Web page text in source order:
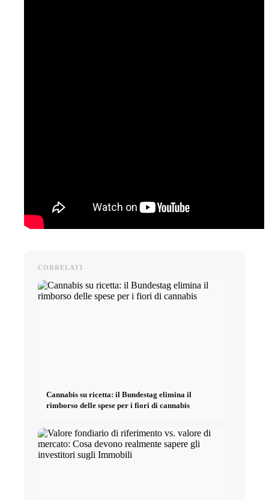
CORRELATI
Cannabis su ricetta: il Bundestag elimina il
rimborso delle spese per i fiori di cannabis